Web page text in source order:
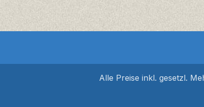
Alle Preise inkl. gesetzl.